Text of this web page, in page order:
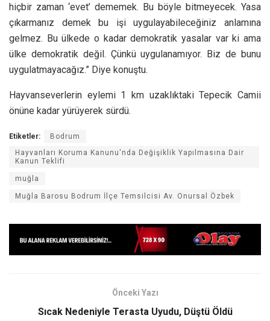
hiçbir zaman ‘evet’ dememek. Bu böyle bitmeyecek. Yasa
çıkarmanız demek bu işi uygulayabileceğiniz anlamına
gelmez. Bu ülkede o kadar demokratik yasalar var ki ama
ülke demokratik değil. Çünkü uygulanamıyor. Biz de bunu
uygulatmayacağız.” Diye konuştu.
Hayvanseverlerin eylemi 1 km uzaklıktaki Tepecik Camii
önüne kadar yürüyerek sürdü.
Etiketler:
Bodrum
Hayvanları Koruma Kanunu'nda Değişiklik Yapılmasına Dair
Kanun Teklifi
muğla
Muğla Barosu Bodrum İlçe Temsilcisi Av. Onursal Özbek
Önceki Yazı
Sıcak Nedeniyle Terasta Uyudu, Düştü Öldü